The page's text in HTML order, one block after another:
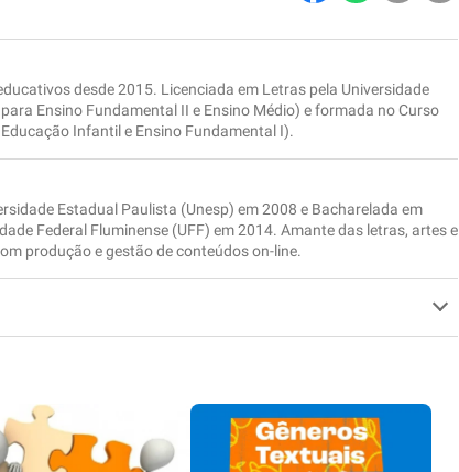
que procuro
desde 2015. Licenciada em Letras pela Universidade
Ensino Fundamental II e Ensino Médio) e formada no Curso
Infantil e Ensino Fundamental I).
Estadual Paulista (Unesp) em 2008 e Bacharelada em
Federal Fluminense (UFF) em 2014. Amante das letras, artes e
produção e gestão de conteúdos on-line.